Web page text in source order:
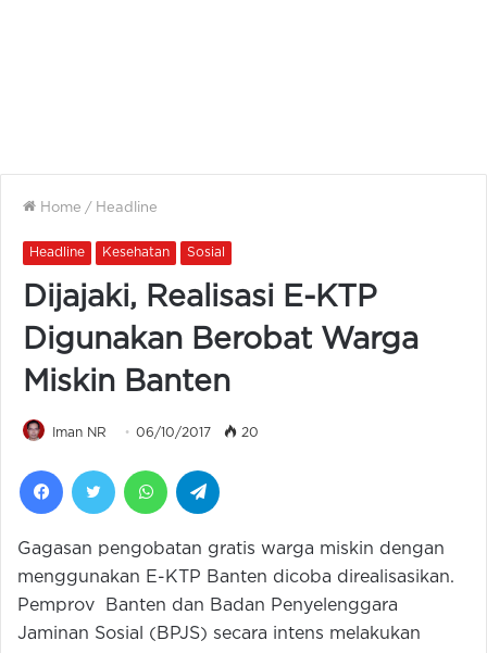
Home / Headline
Headline Kesehatan Sosial
Dijajaki, Realisasi E-KTP
Digunakan Berobat Warga
Miskin Banten
Iman NR 06/10/2017 20
FacebookTwitter WhatsApp
Gagasan pengobatan gratis warga miskin dengan
menggunakan E-KTP Banten dicoba direalisasikan.
Pemprov Banten dan Badan Penyelenggara
Jaminan Sosial (BPJS) secara intens melakukan